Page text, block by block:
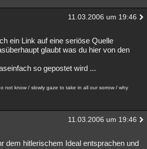
11.03.2006 um 19:46
ein Link auf eine seriöse Quelle
glaubt was du hier von den
so gepostet wird ...
not know / slowly gaze to take in all our sorrow / why
11.03.2006 um 19:46
dem hitlerischem Ideal entsprachen und